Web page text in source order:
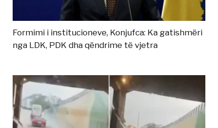
Formimi i institucioneve, Konjufca: Ka gatishmëri
nga LDK, PDK dha qëndrime të vjetra